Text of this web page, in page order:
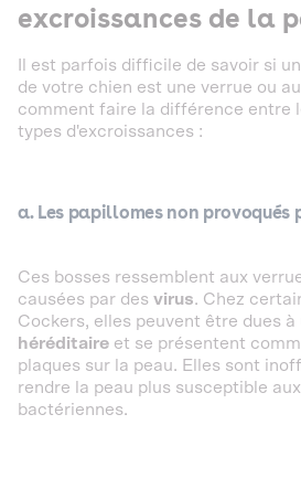
excroissances de la
Il est parfois difficile de savoir si
de votre chien est une verrue ou
comment faire la différence entre
types d'excroissances :
a. Les papillomes non provoqués
Ces bosses ressemblent aux
causées par des virus. Chez
Cockers, elles peuvent être dues à
héréditaire et se présentent
plaques sur la peau. Elles sont
rendre la peau plus susceptible
bactériennes.